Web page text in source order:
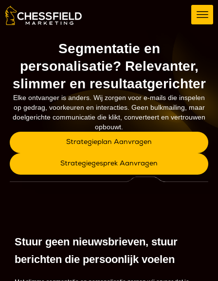
Segmentatie en
personalisatie? Relevanter,
slimmer en resultaatgerichter
Elke ontvanger is anders. Wij zorgen voor e-mails die inspelen
op gedrag, voorkeuren en interacties. Geen bulkmailing, maar
doelgerichte communicatie die klikt, converteert en vertrouwen
opbouwt.
Strategieplan Aanvragen
Strategiegesprek Aanvragen
Stuur geen nieuwsbrieven, stuur
berichten die persoonlijk voelen